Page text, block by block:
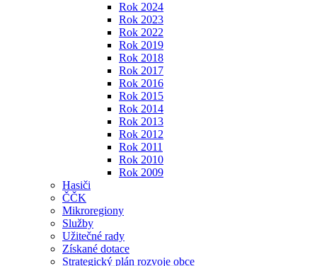
Rok 2024
Rok 2023
Rok 2022
Rok 2019
Rok 2018
Rok 2017
Rok 2016
Rok 2015
Rok 2014
Rok 2013
Rok 2012
Rok 2011
Rok 2010
Rok 2009
Hasiči
ČČK
Mikroregiony
Služby
Užitečné rady
Získané dotace
Strategický plán rozvoje obce